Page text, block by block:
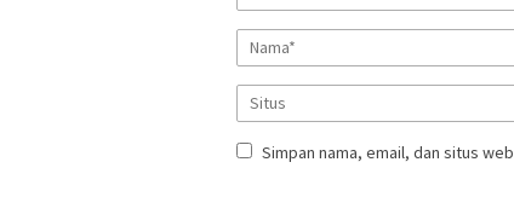
Simpan nama, email, dan situs